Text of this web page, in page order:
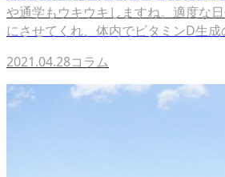
や通学もウキウキしますね。適度な
にさせてくれ、体内でビタミンD生成
2021.04.28コラム